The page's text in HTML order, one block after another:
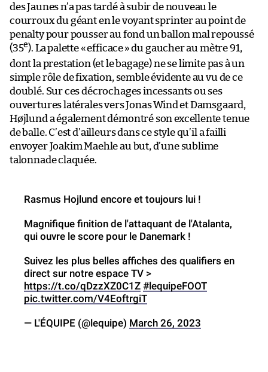
des Jaunes n’a pas tardé à subir de nouveau le
courroux du géant en le voyant sprinter au point de
penalty pour pousser au fond un ballon mal repoussé
(35e). La palette «efficace» du gaucher au mètre 91,
dont la prestation (et le bagage) ne se limite pas à un
simple rôle de fixation, semble évidente au vu de ce
doublé. Sur ces décrochages incessants ou ses
ouvertures latérales vers Jonas Wind et Damsgaard,
Højlund a également démontré son excellente tenue
de balle. C’est d’ailleurs dans ce style qu’il a failli
envoyer Joakim Maehle au but, d’une sublime
talonnade claquée.
Rasmus Hojlund encore et toujours lui !
Magnifique finition de l'attaquant de l'Atalanta,
qui ouvre le score pour le Danemark !
Suivez les plus belles affiches des qualifiers en
direct sur notre espace TV >
https://t.co/qDzzXZ0C1Z #lequipeFOOT
pic.twitter.com/V4EoftrgiT
— L'ÉQUIPE (@lequipe) March 26, 2023